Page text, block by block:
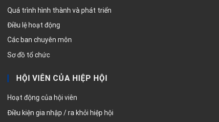
Quá trình hình thành và phát triển
Điều lệ hoạt động
Các ban chuyên môn
Sơ đồ tổ chức
HỘI VIÊN CỦA HIỆP HỘI
Hoạt động của hội viên
Điều kiện gia nhập / ra khỏi hiệp hội